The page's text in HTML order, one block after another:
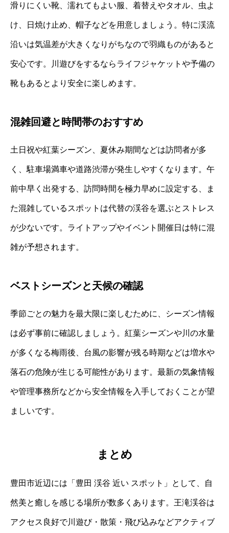
滑りにくい靴、濡れてもよい服、着替えやタオル、虫よ
け、日焼け止め、帽子などを用意しましょう。特に渓流
沿いは気温差が大きくなりがちなので羽織ものがあると
安心です。川遊びをするならライフジャケットや予備の
靴もあるとより安全に楽しめます。
混雑回避と時間帯のおすすめ
土日祝や紅葉シーズン、夏休み期間などは訪問者が多
く、駐車場満車や道路渋滞が発生しやすくなります。午
前中早く出発する、訪問時間を極力早めに設定する、ま
た混雑しているスポットは代替の渓谷を選ぶとストレス
が少ないです。ライトアップやイベント開催日は特に混
雑が予想されます。
ベストシーズンと天候の確認
季節ごとの魅力を最大限に楽しむために、シーズン情報
は必ず事前に確認しましょう。紅葉シーズンや川の水量
が多くなる梅雨後、台風の影響が残る時期などは増水や
落石の危険が生じる可能性があります。最新の気象情報
や管理事務所などから安全情報を入手しておくことが望
ましいです。
まとめ
豊田市近辺には「豊田 渓谷 近い スポット」として、自
然美と癒しを感じる場所が数多くあります。王滝渓谷は
アクセス良好で川遊び・散策・飛び込みなどアクティブ